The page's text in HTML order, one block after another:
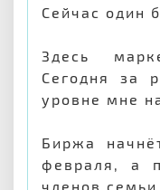
Сейчас один
Здесь
Сегодня за
уровне мне
Биржа
февраля, а
членов